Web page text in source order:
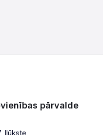
pārvalde
Ilūkste,